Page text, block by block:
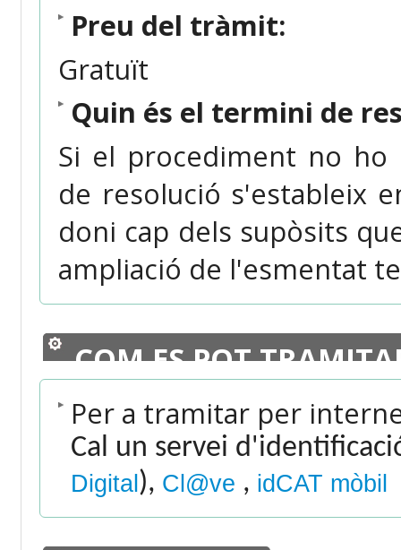
Preu del tràmit:
Gratuït
Quin és el termini de
Si el procediment no ho
de resolució s'estableix
doni cap dels supòsits
ampliació de l'esmentat
COM ES POT
Per a tramitar per
Cal un servei
Digital), Cl@ve , idCAT mòbil